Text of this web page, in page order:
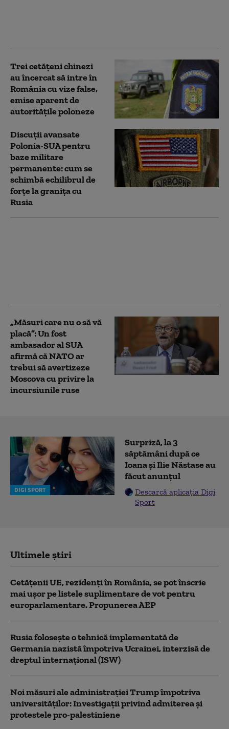
Trei cetăţeni chinezi
au încercat să intre în
România cu vize false,
emise aparent de
autorităţile poloneze
Discuții avansate
Polonia-SUA pentru
baze militare
permanente: cum se
schimbă echilibrul de
forțe la granița cu
Rusia
„Măsuri care nu o să vă
placă”: Un fost
ambasador al SUA
afirmă că NATO ar
trebui să avertizeze
Moscova cu privire la
incursiunile ruse
DIGI SPORT
Surpriză, la 3
săptămâni după ce
Ioana și Ilie Năstase au
făcut anunțul
Descarcă aplicația Digi
Sport
Ultimele știri
Cetățenii UE, rezidenți în România, se pot înscrie
mai ușor pe listele suplimentare de vot pentru
europarlamentare. Propunerea AEP
Rusia folosește o tehnică implementată de
Germania nazistă împotriva Ucrainei, interzisă de
dreptul internațional (ISW)
Noi măsuri ale administrației Trump împotriva
universităților: Investigații privind admiterea și
protestele pro-palestiniene